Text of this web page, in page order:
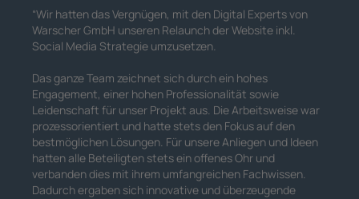
“Wir hatten das Vergnügen, mit den Digital Experts von
Warscher GmbH unseren Relaunch der Website inkl.
Social Media Strategie umzusetzen.
Das ganze Team zeichnet sich durch ein hohes
Engagement, einer hohen Professionalität sowie
Leidenschaft für unser Projekt aus. Die Arbeitsweise war
prozessorientiert und hatte stets den Fokus auf den
bestmöglichen Lösungen. Für unsere Anliegen und Ideen
hatten alle Beteiligten stets ein offenes Ohr und
verbanden dies mit ihrem umfangreichen Fachwissen.
Dadurch ergaben sich innovative und überzeugende